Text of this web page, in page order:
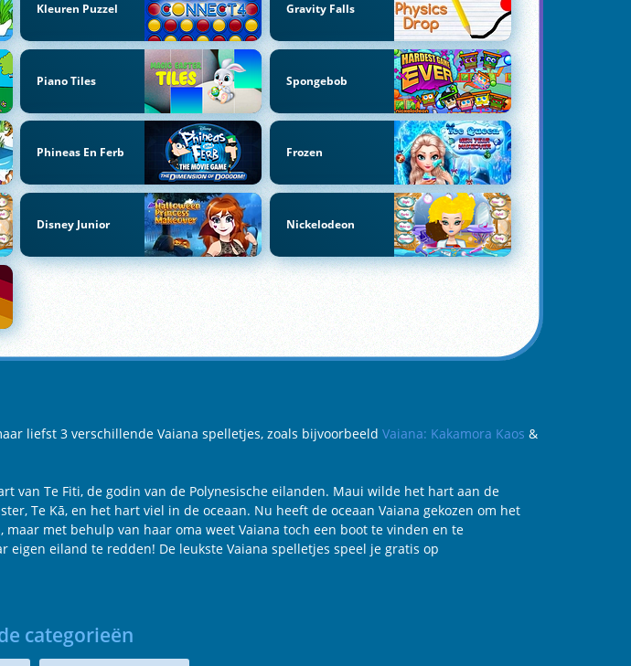
Kleuren Puzzel Gravity Falls
Piano Tiles Spongebob
Phineas En Ferb Frozen
Disney Junior Nickelodeon
liefst 3 verschillende Vaiana spelletjes, zoals bijvoorbeeld Vaiana: Kakamora Kaos &
van Te Fiti, de godin van de Polynesische eilanden. Maui wilde het hart aan de
Te Kā, en het hart viel in de oceaan. Nu heeft de oceaan Vaiana gekozen om het
met behulp van haar oma weet Vaiana toch een boot te vinden en te
eiland te redden! De leukste Vaiana spelletjes speel je gratis op
categorieën